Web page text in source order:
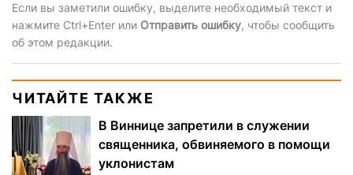
Если вы заметили ошибку, выделите необходимый текст и
нажмите Ctrl+Enter или Отправить ошибку, чтобы сообщить
об этом редакции.
ЧИТАЙТЕ ТАКЖЕ
В Виннице запретили в служении
священника, обвиняемого в помощи
уклонистам